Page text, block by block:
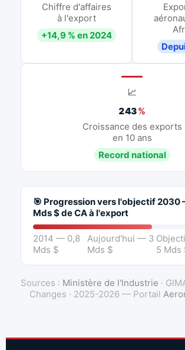
Chiffre d'affaires
à l'export
+14,9 % en 2024
📈
243%
Croissance des exports
en 10 ans
Record national
🎯 Progression vers l'objectif 2030
Mds $ de CA à l'export
2014 — 0,8
Mds $
Aujourd'hui — 3
Mds $
5 Mds
Sources : Ministère de l'Industrie ·
Changes · 2025-2026 — Portail